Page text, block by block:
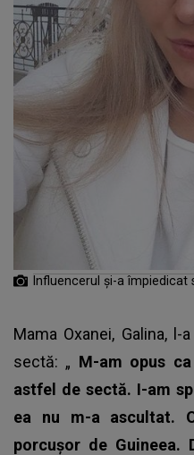
Influencerul și-a
Mama Oxanei, Galina,
sectă: „ M-am opus
astfel de sectă. I-am
ea nu m-a ascultat.
porcușor de Guineea.